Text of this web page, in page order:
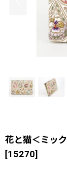
花と猫＜ミッ
[15270]